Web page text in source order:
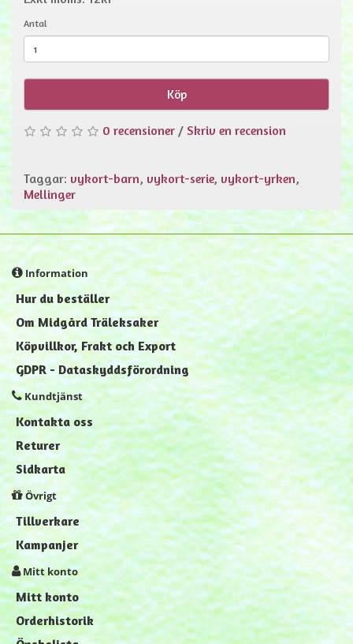
Antal
Köp
0 recensioner / Skriv en recension
Taggar: vykort-barn, vykort-serie, vykort-yrken,
Mellinger
Information
Hur du beställer
Om Midgård Träleksaker
Köpvillkor, Frakt och Export
GDPR - Dataskyddsförordning
Kundtjänst
Kontakta oss
Returer
Sidkarta
Övrigt
Tillverkare
Kampanjer
Mitt konto
Mitt konto
Orderhistorik